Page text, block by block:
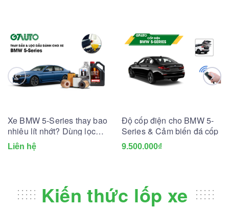
Xe BMW 5-Series thay bao
nhiêu lít nhớt? Dùng lọc
dầu nhớt nào?
Liên hệ
Độ cốp điện cho BMW 5-
Series & Cảm biến đá cốp
9.500.000₫
Kiến thức lốp xe